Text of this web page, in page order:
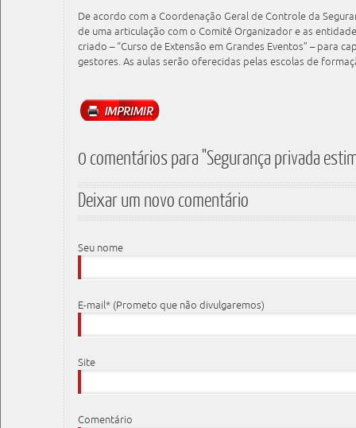
De acordo com a Coordenação Geral de Controle da
de uma articulação com o Comitê Organizador e as
criado – “Curso de Extensão em Grandes Eventos” – para
gestores. As aulas serão oferecidas pelas escolas de
0 comentários para "Segurança privada
Deixar um novo comentário
Seu nome
E-mail* (Prometo que não divulgaremos)
Site
Comentário